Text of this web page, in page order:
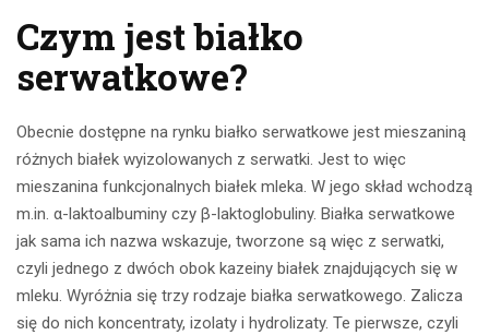
Czym jest białko
serwatkowe?
Obecnie dostępne na rynku białko serwatkowe jest mieszaniną
różnych białek wyizolowanych z serwatki. Jest to więc
mieszanina funkcjonalnych białek mleka. W jego skład wchodzą
m.in. α-laktoalbuminy czy β-laktoglobuliny. Białka serwatkowe
jak sama ich nazwa wskazuje, tworzone są więc z serwatki,
czyli jednego z dwóch obok kazeiny białek znajdujących się w
mleku. Wyróżnia się trzy rodzaje białka serwatkowego. Zalicza
się do nich koncentraty, izolaty i hydrolizaty. Te pierwsze, czyli